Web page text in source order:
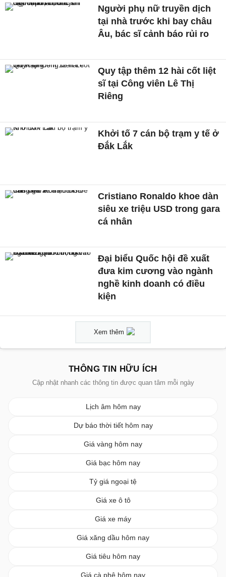
Người phụ nữ truyền dịch
tại nhà trước khi bay châu
Âu, bác sĩ cảnh báo rủi ro
Quy tập thêm 12 hài cốt liệt
sĩ tại Công viên Lê Thị
Riêng
Khởi tố 7 cán bộ trạm y tế ở
Đắk Lắk
Cristiano Ronaldo khoe dàn
siêu xe triệu USD trong gara
cá nhân
Đại biểu Quốc hội đề xuất
đưa kim cương vào ngành
nghề kinh doanh có điều
kiện
Xem thêm
THÔNG TIN HỮU ÍCH
Cập nhật nhanh các thông tin được quan tâm mỗi ngày
Lịch âm hôm nay
Dự báo thời tiết hôm nay
Giá vàng hôm nay
Giá bạc hôm nay
Tỷ giá ngoại tệ
Giá xe ô tô
Giá xe máy
Giá xăng dầu hôm nay
Giá tiêu hôm nay
Giá cà phê hôm nay